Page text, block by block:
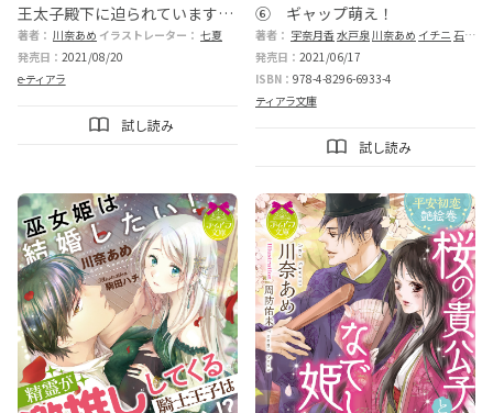
王太子殿下に迫られています。
①
著者： 川奈あめ イラストレーター： 七夏
発売日： 2021/08/20
e-ティアラ
試し読み
⑥ ギャップ萌え！
著者： 宇奈月香 水戸泉 川奈あめ イチニ 石田累
発売日： 2021/06/17
ISBN： 978-4-8296-6933-4
ティアラ文庫
試し読み